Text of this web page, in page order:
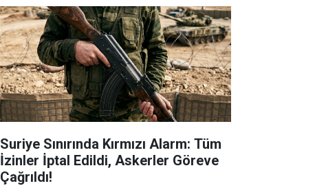
Suriye Sınırında Kırmızı Alarm: Tüm
İzinler İptal Edildi, Askerler Göreve
Çağrıldı!